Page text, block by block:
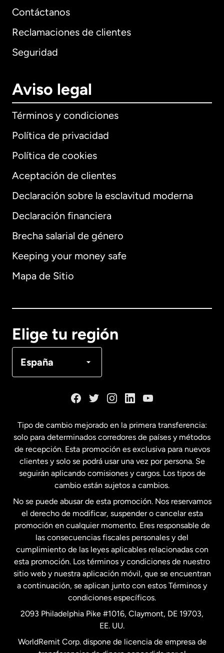
Contáctanos
Reclamaciones de clientes
Seguridad
Aviso legal
Términos y condiciones
Política de privacidad
Política de cookies
Aceptación de clientes
Declaración sobre la esclavitud moderna
Declaración financiera
Brecha salarial de género
Keeping your money safe
Mapa de Sitio
Elige tu región
España
Internacional English
Alemania
Français
Estados Unidos English
Estados Unidos Español
Francia
Malasia
Nueva Zelanda
Países Bajos
Tipo de cambio mejorado en la primera transferencia:
solo para determinados corredores de países y métodos
de recepción. Esta promoción es exclusiva para nuevos
clientes y solo se podrá usar una vez por persona. Se
seguirán aplicando comisiones y cargos. Los tipos de
cambio están sujetos a cambios.
No se puede abusar de esta promoción. Nos reservamos
el derecho de modificar, suspender o cancelar esta
promoción en cualquier momento. Eres responsable de
las consecuencias fiscales personales y del
cumplimiento de las leyes aplicables relacionadas con
esta promoción. Los términos y condiciones de nuestro
sitio web y nuestra aplicación móvil, que se encuentran
a continuación, se aplican junto con estos Términos y
condiciones específicos.
2093 Philadelphia Pike #1016, Claymont, DE 19703,
EE. UU.
WorldRemit Corp. dispone de licencia de empresa de